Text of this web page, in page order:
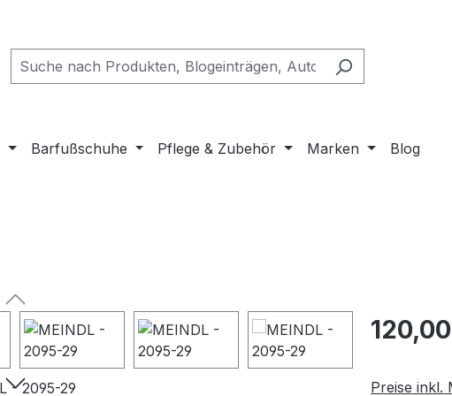
Barfußschuhe Pflege & Zubehör Marken Blog
Regulärer
Preise inkl.